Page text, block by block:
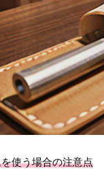
使う場合の注意点